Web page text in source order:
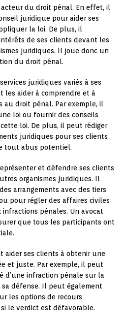
acteur du droit pénal. En effet, il
juridique pour aider ses
la loi. De plus, il
de ses clients devant les
juridiques. Il joue donc un
du droit pénal.
juridiques variés à ses
aider à comprendre et à
droit pénal. Par exemple, il
loi ou fournir des conseils
loi. De plus, il peut rédiger
juridiques pour ses clients
tout abus potentiel.
et défendre ses clients
organismes juridiques. Il
arrangements avec des tiers
pour régler des affaires civiles
infractions pénales. Un avocat
que tous les participants ont
aider ses clients à obtenir une
et juste. Par exemple, il peut
d’une infraction pénale sur la
sa défense. Il peut également
les options de recours
le verdict est défavorable.